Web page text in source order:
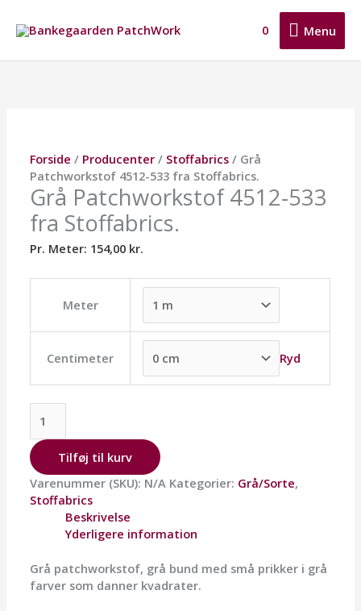
indholdet
Menu
Menu
0
Forside / Producenter / Stoffabrics / Grå
Patchworkstof 4512-533 fra Stoffabrics.
Grå Patchworkstof 4512-533
fra Stoffabrics.
Pr. Meter: 154,00 kr.
Meter
Centimeter Ryd
Stoffabrics.
antal
Tilføj til kurv
Varenummer (SKU): N/A Kategorier: Grå/Sorte,
Stoffabrics
Beskrivelse
Yderligere information
Grå patchworkstof, grå bund med små prikker i grå
farver som danner kvadrater.
Mulighederne
kan
vælges
på
varesiden
Mulighederne
kan
vælges
på
varesiden
Mulighederne
kan
vælges
på
varesiden